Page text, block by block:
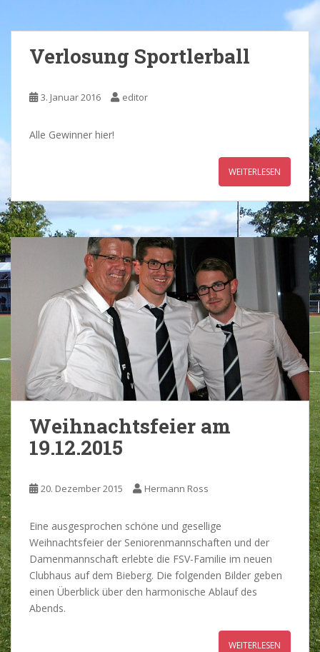
Verlosung Sportlerball
3. Januar 2016 editor
Alle Gewinner hier!
WEITERLESEN
Weihnachtsfeier am
19.12.2015
20. Dezember 2015 Hermann Ross
Eine ausgesprochen schöne und gesellige
Weihnachtsfeier der Seniorenmannschaften und der
Damenmannschaft erlebte die FSV-Familie im neuen
Clubhaus auf dem Bieberg. Die folgenden Bilder geben
einen Überblick über den harmonische Ablauf des
Abends.
WEITERLESEN